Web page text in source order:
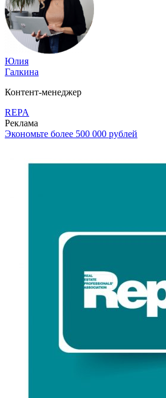
Юлия
Галкина
Контент-менеджер
REPA
Реклама
Экономьте более 500 000 рублей